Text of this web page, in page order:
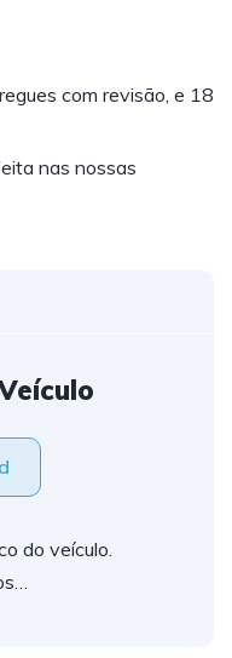
com revisão, e 18
nas nossas
do veículo.